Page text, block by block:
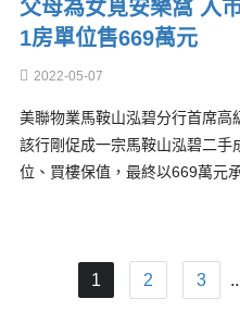
父母為女覓安樂窩 入
1房單位售669萬元
2022-05-07
美聯物業馬鞍山泓碧分行首席高
該行剛促成一宗馬鞍山泓碧二手
位、買樓保值，最終以669萬元
1 2 3